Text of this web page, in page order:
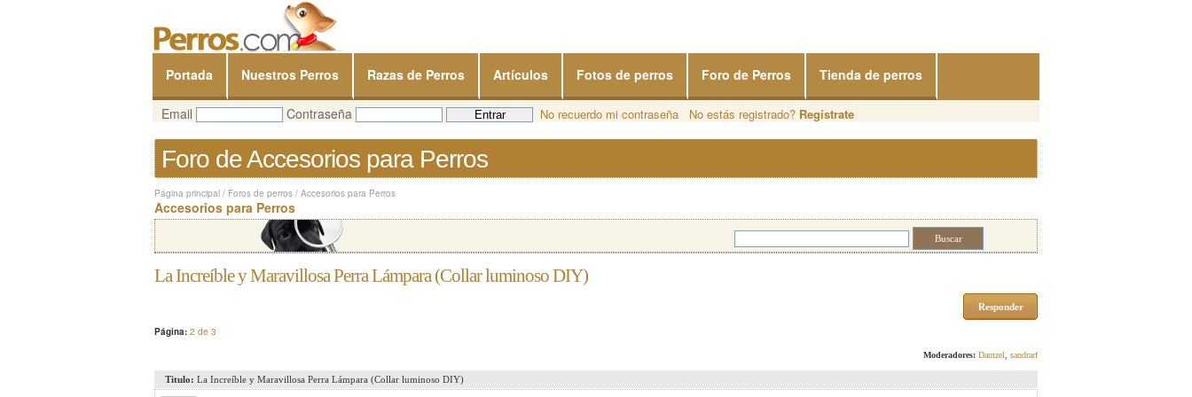
Portada Nuestros Perros Razas de Perros Artículos Fotos de perros Foro de Perros Tienda de perros
Email Contraseña No recuerdo mi contraseña No estás registrado? Regístrate
Foro de Accesorios para Perros
Página principal / Foros de perros / Accesorios para Perros
Accesorios para Perros
La Increíble y Maravillosa Perra Lámpara (Collar luminoso DIY)
Responder
Página: 2 de 3
Moderadores: Damzel sandrarf
Titulo: La Increíble y Maravillosa Perra Lámpara (Collar luminoso DIY)